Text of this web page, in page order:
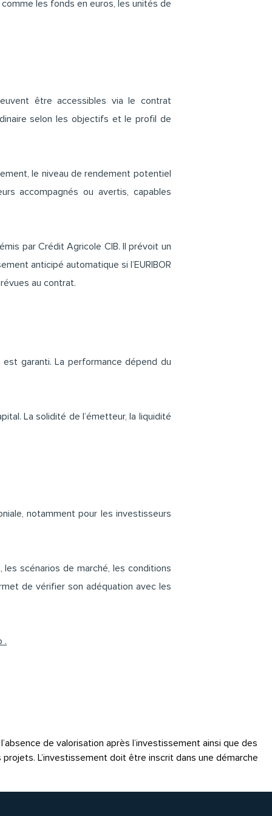
les fonds en euros, les unités de
être accessibles via le contrat
selon les objectifs et le profil de
le niveau de rendement potentiel
accompagnés ou avertis, capables
par Crédit Agricole CIB. Il prévoit un
anticipé automatique si l’EURIBOR
au contrat.
garanti. La performance dépend du
La solidité de l’émetteur, la liquidité
notamment pour les investisseurs
scénarios de marché, les conditions
de vérifier son adéquation avec les
.
de valorisation après l’investissement ainsi que des
L’investissement doit être inscrit dans une démarche